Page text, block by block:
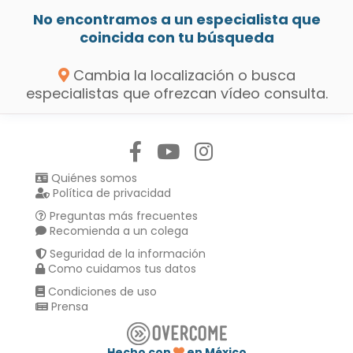
No encontramos a un especialista que
coincida con tu búsqueda
Cambia la localización o busca
especialistas que ofrezcan vídeo consulta.
Quiénes somos
Política de privacidad
Preguntas más frecuentes
Recomienda a un colega
Seguridad de la información
Como cuidamos tus datos
Condiciones de uso
Prensa